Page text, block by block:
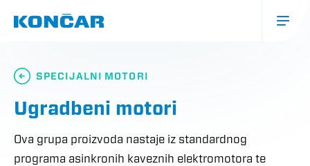
navigacija
(mobile)
SPECIJALNI MOTORI
Ugradbeni motori
Ova grupa proizvoda nastaje iz standardnog
programa asinkronih kaveznih elektromotora te